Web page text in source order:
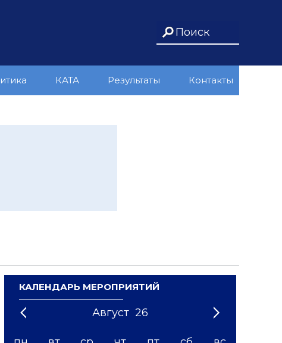
КАТА Результаты Контакты
КАЛЕНДАРЬ МЕРОПРИЯТИЙ
Август 26
1 3 5 8 10 12
'21 '23 '24 '25 '26 '27 '28 '29 '31